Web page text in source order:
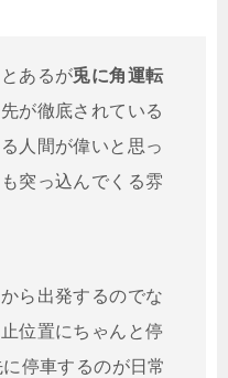
あるが兎に角運転
が徹底されている
人間が偉いと思っ
突っ込んでくる雰
ら出発するのでな
位置にちゃんと停
停車するのが日常